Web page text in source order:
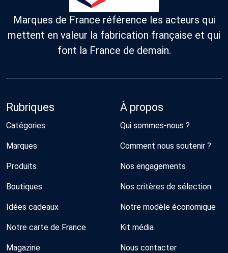
Marques de France référence les acteurs qui
mettent en valeur la fabrication française et qui
font la France de demain.
Rubriques
Catégories
Marques
Produits
Boutiques
Idées cadeaux
Notre carte de France
Magazine
À propos
Qui sommes-nous ?
Comment nous soutenir ?
Nos engagements
Nos critères de sélection
Notre modèle économique
Kit média
Nous contacter